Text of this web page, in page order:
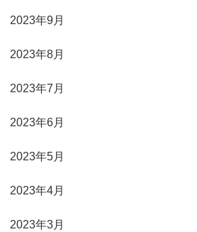
2023年9月
2023年8月
2023年7月
2023年6月
2023年5月
2023年4月
2023年3月